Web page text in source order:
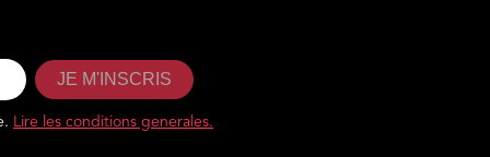
JE M'INSCRIS
Lire les conditions generales.